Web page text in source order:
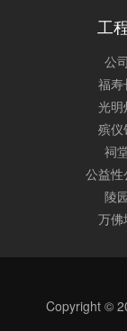
工
公
福寿
光明
殡仪
祠
公益性
陵
万佛
Copyright ©